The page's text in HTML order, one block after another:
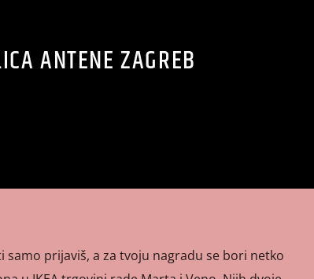
ANTENE ZAGREB
samo prijaviš, a za tvoju nagradu se bori netko